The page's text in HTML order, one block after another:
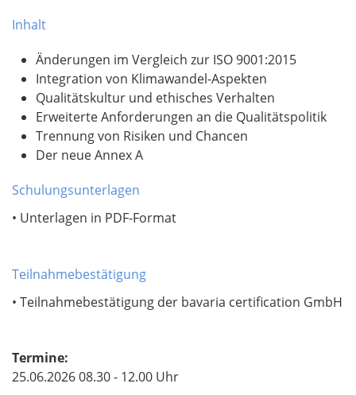
Inhalt
Änderungen im Vergleich zur ISO 9001:2015
Integration von Klimawandel-Aspekten
Qualitätskultur und ethisches Verhalten
Erweiterte Anforderungen an die Qualitätspolitik
Trennung von Risiken und Chancen
Der neue Annex A
Schulungsunterlagen
• Unterlagen in PDF-Format
Teilnahmebestätigung
• Teilnahmebestätigung der bavaria certification GmbH
Termine:
25.06.2026 08.30 - 12.00 Uhr